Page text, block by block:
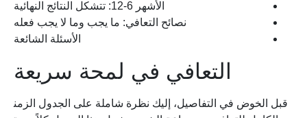
الأشهر 6-12: تتشكل النتائج النهائية
نصائح التعافي: ما يجب وما لا يجب فعله
الأسئلة الشائعة
التعافي في لمحة سريعة
قبل الخوض في التفاصيل، إليك نظرة شاملة على الجدول الزمن